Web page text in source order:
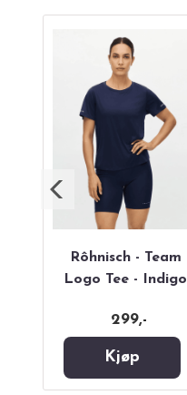
Rôhnisch - Team
Logo Tee - Indigo
299,-
Kjøp